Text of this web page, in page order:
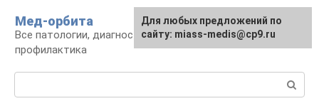
контенту
Мед-орбита
Все патологии, диагностика, лечение,
профилактика
Для любых предложений по
сайту: miass-medis@cp9.ru